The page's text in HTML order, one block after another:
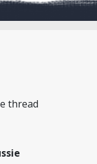
thread